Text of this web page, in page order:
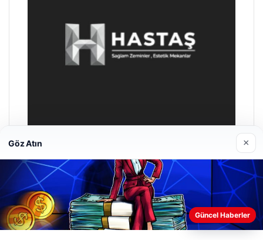
Hastaş Beton
26/05/2026
Web sitemizi nasıl kullandığınızı daha iyi anlayabilmek,
Göz Atın ×
Güncel Haberler